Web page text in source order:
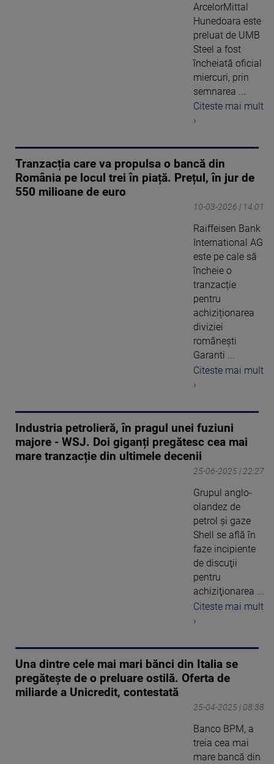
ArcelorMittal
Hunedoara este
preluat de UMB
Steel a fost
încheiată oficial
miercuri, prin
semnarea ...
Citeste mai mult
›
Tranzacția care va propulsa o bancă din
România pe locul trei în piață. Prețul, în jur de
550 milioane de euro
10-03-2026 | 14:01
Raiffeisen Bank
International AG
este pe cale să
încheie o
tranzacție
pentru
achiziționarea
diviziei
românești
Garanti ...
Citeste mai mult
›
Industria petrolieră, în pragul unei fuziuni
majore - WSJ. Doi giganți pregătesc cea mai
mare tranzacție din ultimele decenii
25-06-2025 | 22:27
Grupul anglo-
olandez de
petrol şi gaze
Shell se află în
faze incipiente
de discuţii
pentru
achiziţionarea ...
Citeste mai mult
›
Una dintre cele mai mari bănci din Italia se
pregătește de o preluare ostilă. Oferta de
miliarde a Unicredit, contestată
25-04-2025 | 08:38
Banco BPM, a
treia cea mai
mare bancă din